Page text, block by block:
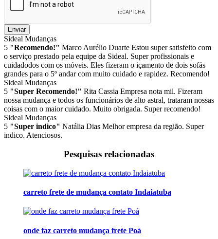
Enviar
Sideal Mudanças
5 "Recomendo!" Marco Aurélio Duarte Estou super satisfeito com
o serviço prestado pela equipe da Sideal. Super profissionais e
cuidadodos com os móveis. Eles fizeram o içamento de dois sofás
grandes para o 5º andar com muito cuidado e rapidez. Recomendo!
Sideal Mudanças
5 "Super Recomendo!" Rita Cassia Empresa nota mil. Fizeram
nossa mudança e todos os funcionários de alto astral, trataram nossas
coisas com o maior cuidado. Muito obrigada. Super recomendo!
Sideal Mudanças
5 "Super indico" Natália Dias Melhor empresa da região. Super
indico. Atenciosos.
Pesquisas relacionadas
carreto frete de mudança contato Indaiatuba
onde faz carreto mudança frete Poá